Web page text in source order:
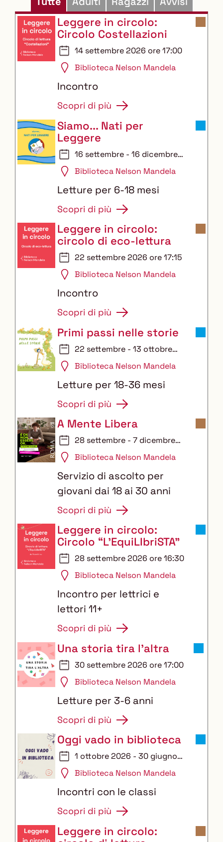
Leggere in circolo:
Circolo Costellazioni
14 settembre 2026 ore 17:00
Biblioteca Nelson Mandela
Incontro
Scopri di più
Siamo... Nati per
Leggere
16 settembre - 16 dicembre
2026
Biblioteca Nelson Mandela
Letture per 6-18 mesi
Scopri di più
Leggere in circolo:
circolo di eco-lettura
22 settembre 2026 ore 17:15
Biblioteca Nelson Mandela
Incontro
Scopri di più
Primi passi nelle storie
22 settembre - 13 ottobre
2026
Biblioteca Nelson Mandela
Letture per 18-36 mesi
Scopri di più
A Mente Libera
28 settembre - 7 dicembre
2026
Biblioteca Nelson Mandela
Servizio di ascolto per
giovani dai 18 ai 30 anni
Scopri di più
Leggere in circolo:
Circolo “L’EquiLIbriSTA”
28 settembre 2026 ore 16:30
Biblioteca Nelson Mandela
Incontro per lettrici e
lettori 11+
Scopri di più
Una storia tira l'altra
30 settembre 2026 ore 17:00
Biblioteca Nelson Mandela
Letture per 3-6 anni
Scopri di più
Oggi vado in biblioteca
1 ottobre 2026 - 30 giugno
2027
Biblioteca Nelson Mandela
Incontri con le classi
Scopri di più
Leggere in circolo: